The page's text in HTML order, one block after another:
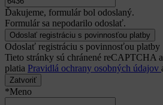
Ďakujeme, formulár bol odoslaný.
Formulár sa nepodarilo odoslať.
Odoslať registráciu s povinnosťou platby
Tieto stránky sú chránené reCAPTCHA
platia Pravidlá ochrany osobných údajov
Zatvoriť
*Meno